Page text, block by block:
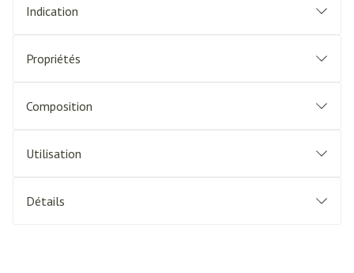
Indication
Propriétés
Composition
Utilisation
Détails